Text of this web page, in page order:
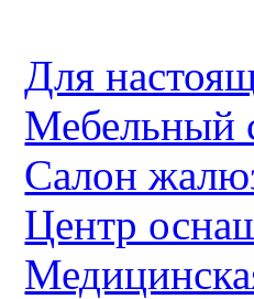
Для
Мебельный
Салон
Центр